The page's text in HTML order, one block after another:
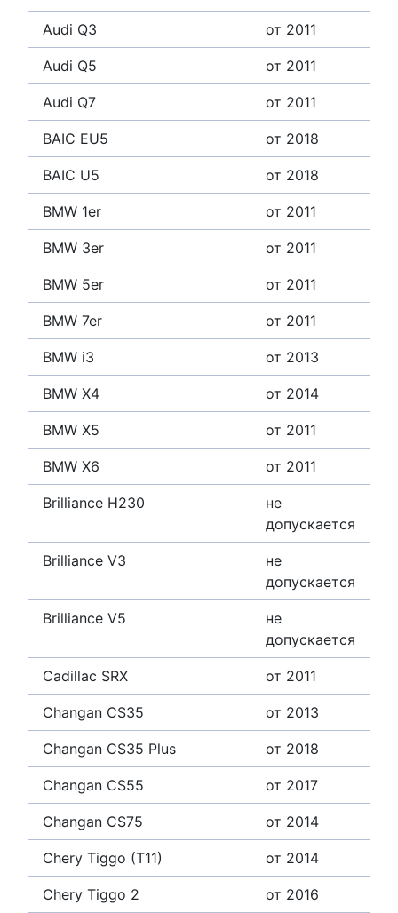
Audi Q3 от 2011
Audi Q5 от 2011
Audi Q7 от 2011
BAIC EU5 от 2018
BAIC U5 от 2018
BMW 1er от 2011
BMW 3er от 2011
BMW 5er от 2011
BMW 7er от 2011
BMW i3 от 2013
BMW X4 от 2014
BMW X5 от 2011
BMW X6 от 2011
Brilliance H230
не
допускается
Brilliance V3
не
допускается
Brilliance V5
не
допускается
Cadillac SRX от 2011
Changan CS35 от 2013
Changan CS35 Plus от 2018
Changan CS55 от 2017
Changan CS75 от 2014
Chery Tiggo (T11) от 2014
Chery Tiggo 2 от 2016